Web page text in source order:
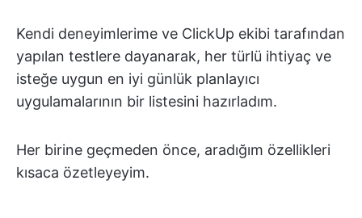
Kendi deneyimlerime ve ClickUp ekibi tarafından
yapılan testlere dayanarak, her türlü ihtiyaç ve
isteğe uygun en iyi günlük planlayıcı
uygulamalarının bir listesini hazırladım.
Her birine geçmeden önce, aradığım özellikleri
kısaca özetleyeyim.